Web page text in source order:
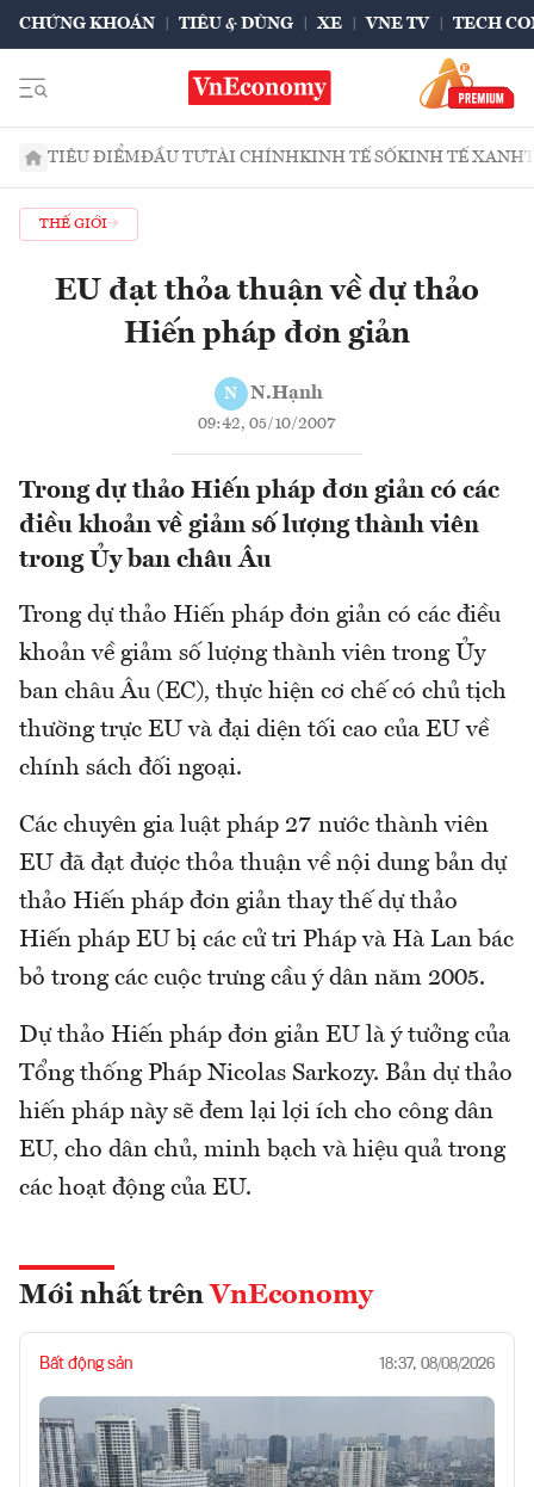
CHỨNG KHOÁN TIÊU & DÙNG XE VNE TV TECH
TIÊU ĐIỂMĐẦU TƯTÀI CHÍNHKINH TẾ SỐKINH TẾ XANH
THẾ GIỚI
EU đạt thỏa thuận về dự thảo
Hiến pháp đơn giản
N N.Hạnh
09:42, 05/10/2007
Trong dự thảo Hiến pháp đơn giản có các
điều khoản về giảm số lượng thành viên
trong Ủy ban châu Âu
Trong dự thảo Hiến pháp đơn giản có các điều
khoản về giảm số lượng thành viên trong Ủy
ban châu Âu (EC), thực hiện cơ chế có chủ tịch
thường trực EU và đại diện tối cao của EU về
chính sách đối ngoại.
Các chuyên gia luật pháp 27 nước thành viên
EU đã đạt được thỏa thuận về nội dung bản dự
thảo Hiến pháp đơn giản thay thế dự thảo
Hiến pháp EU bị các cử tri Pháp và Hà Lan bác
bỏ trong các cuộc trưng cầu ý dân năm 2005.
Dự thảo Hiến pháp đơn giản EU là ý tưởng của
Tổng thống Pháp Nicolas Sarkozy. Bản dự thảo
hiến pháp này sẽ đem lại lợi ích cho công dân
EU, cho dân chủ, minh bạch và hiệu quả trong
các hoạt động của EU.
Mới nhất trên VnEconomy
Bất động sản 18:37, 08/08/2026